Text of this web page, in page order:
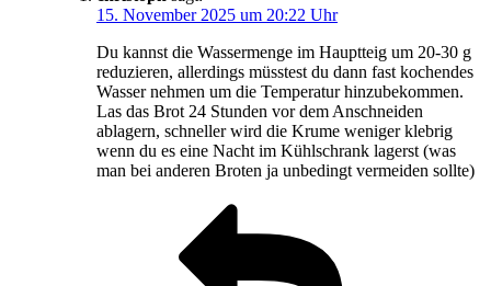
15. November 2025 um 20:22 Uhr
Du kannst die Wassermenge im Hauptteig um 20-30 g
reduzieren, allerdings müsstest du dann fast kochendes
Wasser nehmen um die Temperatur hinzubekommen.
Las das Brot 24 Stunden vor dem Anschneiden
ablagern, schneller wird die Krume weniger klebrig
wenn du es eine Nacht im Kühlschrank lagerst (was
man bei anderen Broten ja unbedingt vermeiden sollte)